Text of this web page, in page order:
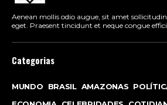
Aenean mollis odio augue, sit amet
eget. Praesent tincidunt et neque congue
Categorias
MUNDO BRASIL AMAZONAS